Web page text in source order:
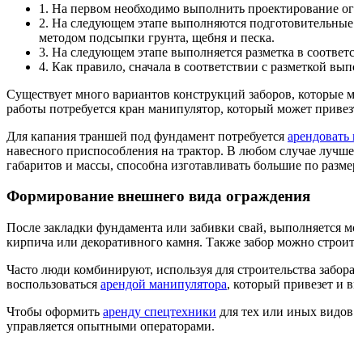
1. На первом необходимо выполнить проектирование
2. На следующем этапе выполняются
методом подсыпки грунта, щебня и песка.
3. На следующем этапе выполняется разметка в
4. Как правило, сначала в соответствии с разметкой
Существует много вариантов конструкций заборов,
работы потребуется кран манипулятор, который может
Для капания траншей под фундамент потребуется
навесного приспособления на трактор. В любом случае
габаритов и массы, способна изготавливать большие по
Формирование внешнего вида ограждения
После закладки фундамента или забивки свай,
кирпича или декоративного камня. Также забор можно
Часто люди комбинируют, используя для строительства
воспользоваться арендой манипулятора, который привезет и
Чтобы оформить аренду спецтехники для тех или иных
управляется опытными операторами.